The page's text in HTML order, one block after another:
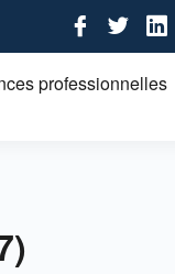
Social
Follow
professionnelles